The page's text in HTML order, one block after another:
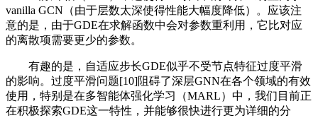
vanilla GCN（由于层数太深使得性能大幅度降低）。应该注
意的是，由于GDE在求解函数中会对参数重利用，它比对应
的离散项需要更少的参数。
有趣的是，自适应步长GDE似乎不受节点特征过度平滑
的影响。过度平滑问题[10]阻碍了深层GNN在各个领域的有效
使用，特别是在多智能体强化学习（MARL）中，我们目前正
在积极探索GDE这一特性，并能够很快进行更为详细的分